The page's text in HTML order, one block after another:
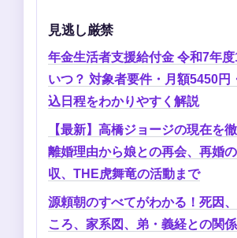
見逃し厳禁
年金生活者支援給付金 令和7年
いつ？ 対象者要件・月額5450円
込日程をわかりやすく解説
【最新】高橋ジョージの現在を
離婚理由から娘との再会、再婚
収、THE虎舞竜の活動まで
源頼朝のすべてがわかる！死因
ころ、家系図、弟・義経との関